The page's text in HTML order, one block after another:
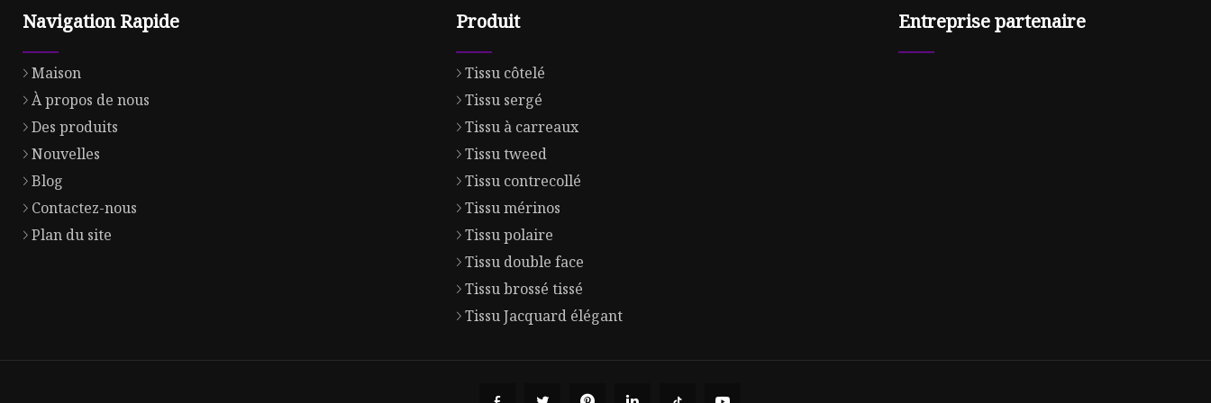
Navigation Rapide
Maison
À propos de nous
Des produits
Nouvelles
Blog
Contactez-nous
Plan du site
Produit
Tissu côtelé
Tissu sergé
Tissu à carreaux
Tissu tweed
Tissu contrecollé
Tissu mérinos
Tissu polaire
Tissu double face
Tissu brossé tissé
Tissu Jacquard élégant
Entreprise partenaire